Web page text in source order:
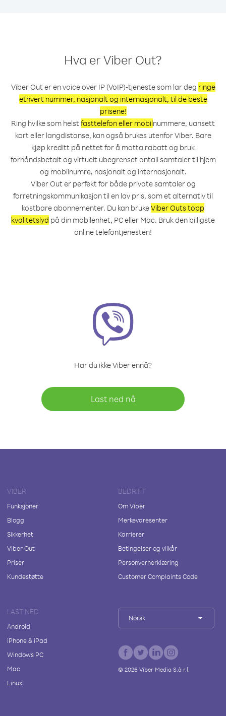
Hva er Viber Out?
Viber Out er en voice over IP (VoIP)-tjeneste som lar deg ringe
ethvert nummer, nasjonalt og internasjonalt, til de beste
prisene!
Ring hvilke som helstfasttelefon eller mobilnummere, uansett
kort eller langdistanse, kan også brukes utenfor Viber. Bare
kjøp kreditt på nettet for å motta rabatt og bruk
forhåndsbetalt og virtuelt ubegrenset antall samtaler til hjem
og mobilnumre, nasjonalt og internasjonalt.
Viber Out er perfekt for både private samtaler og
forretningskommunikasjon til en lav pris, som et alternativ til
kostbare abonnementer. Du kan brukeViber Outs topp
kvalitetslyd på din mobilenhet, PC eller Mac. Bruk den billigste
online telefontjenesten!
Har du ikke Viber ennå?
Last ned nå
VIBER
Funksjoner
Blogg
Sikkerhet
Viber Out
Priser
Kundestøtte
BEDRIFT
Om Viber
Merkevaresenter
Karrierer
Betingelser og vilkår
Personvernerklæring
Customer Complaints Code
LAST NED
Android
iPhone & iPad
Windows PC
Mac
Linux
Norsk
© 2026Viber Media S.à r.l.